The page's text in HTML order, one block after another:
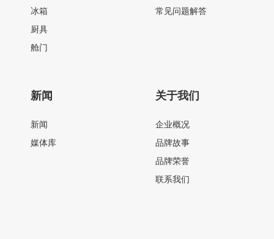
冰箱
厨具
舱门
常见问题解答
新闻
新闻
媒体库
关于我们
企业概况
品牌故事
品牌荣誉
联系我们